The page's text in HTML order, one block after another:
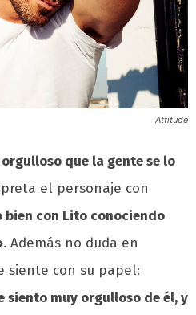
Attitude
que la gente se lo
el personaje con
bien con Lito conociendo
. Además no duda en
siente con su papel:
siento muy orgulloso de él, y